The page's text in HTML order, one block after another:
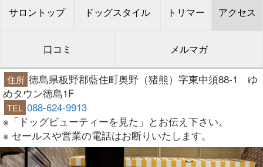
サロントップ ドッグスタイル トリマー アクセス
口コミ メルマガ
住所 徳島県板野郡藍住町奥野（猪熊）字東中須88-1 ゆ
めタウン徳島1F
TEL 088-624-9913
※「ドッグビューティーを見た」とお伝え下さい。
※ セールスや営業の電話はお断りいたします。